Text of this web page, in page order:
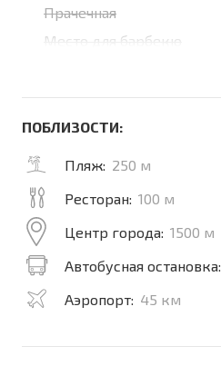
Прачечная
Место для барбекю
ПОБЛИЗОСТИ:
Пляж: 250 м
Ресторан: 100 м
Центр города: 1500 м
Автобусная остановка:
Аэропорт: 45 км